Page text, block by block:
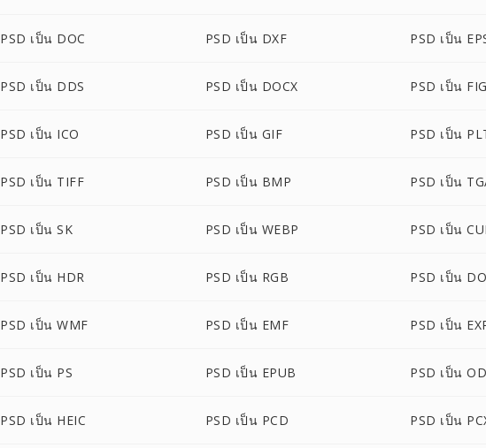
PSD เป็น DOC PSD เป็น DXF PSD เป็น
PSD เป็น DDS PSD เป็น DOCX PSD เป็น FIG
PSD เป็น ICO PSD เป็น GIF PSD เป็น
PSD เป็น TIFF PSD เป็น BMP PSD เป็น
PSD เป็น SK PSD เป็น WEBP PSD เป็น
PSD เป็น HDR PSD เป็น RGB PSD เป็น
PSD เป็น WMF PSD เป็น EMF PSD เป็น
PSD เป็น PS PSD เป็น EPUB PSD เป็น
PSD เป็น HEIC PSD เป็น PCD PSD เป็น